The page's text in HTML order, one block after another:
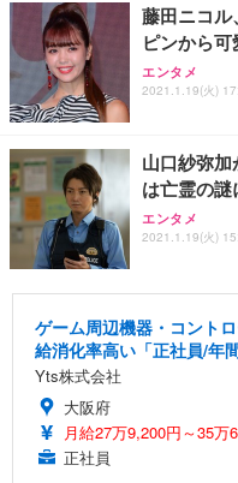
藤田ニコル
ピンから可
エンタメ
2021.1.19(火)
山口紗弥
は亡霊の
エンタメ
2021.1.19(火)
ゲーム周辺機器・コント
給消化率高い「正社員/年
Yts株式会社
大阪府
月給27万9,200円～35万
正社員